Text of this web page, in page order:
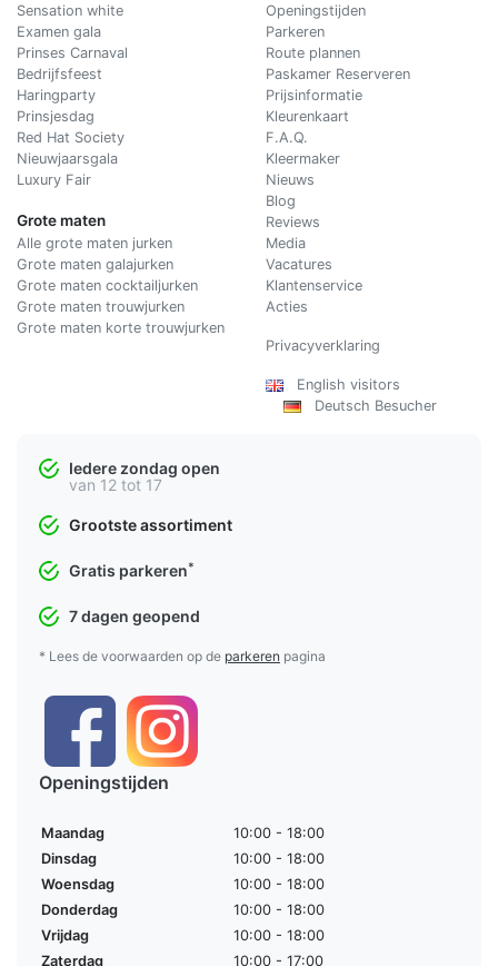
Sensation white
Examen gala
Prinses Carnaval
Bedrijfsfeest
Haringparty
Prinsjesdag
Red Hat Society
Nieuwjaarsgala
Luxury Fair
Grote maten
Alle grote maten jurken
Grote maten galajurken
Grote maten cocktailjurken
Grote maten trouwjurken
Grote maten korte trouwjurken
Openingstijden
Parkeren
Route plannen
Paskamer Reserveren
Prijsinformatie
Kleurenkaart
F.A.Q.
Kleermaker
Nieuws
Blog
Reviews
Media
Vacatures
Klantenservice
Acties
Privacyverklaring
English visitors
Deutsch Besucher
Iedere zondag open
van 12 tot 17
Grootste assortiment
Gratis parkeren*
7 dagen geopend
* Lees de voorwaarden op de parkeren pagina
Openingstijden
Maandag
10:00 - 18:00
Dinsdag
10:00 - 18:00
Woensdag
10:00 - 18:00
Donderdag
10:00 - 18:00
Vrijdag
10:00 - 18:00
Zaterdag
10:00 - 17:00